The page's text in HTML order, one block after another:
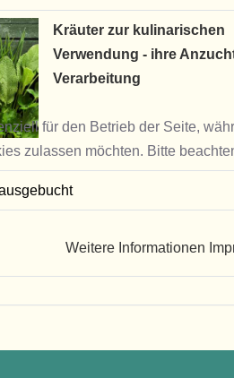
Kräuter zur kulinarischen
Verwendung - ihre
Verarbeitung
für den Betrieb der Seite,
zulassen möchten. Bitte
Weitere Informationen